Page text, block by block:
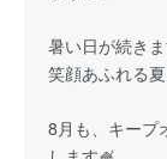
暑い日が続き
笑顔あふれる
8月も、キープ